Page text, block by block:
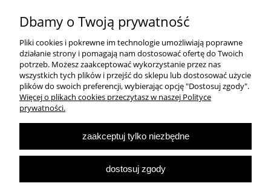
Pomoc
Dostawa
Moje konto
Największa Księgarnia Internetowa Po Prawej Stronie, ulubiona księgarnia
Multibook.pl- Wszelkie prawa zastrzeżone.
Dbamy o Twoją prywatność
Pliki cookies i pokrewne im technologie umożliwiają poprawne
działanie strony i pomagają nam dostosować ofertę do Twoich
potrzeb. Możesz zaakceptować wykorzystanie przez nas
wszystkich tych plików i przejść do sklepu lub dostosować użycie
plików do swoich preferencji, wybierając opcję "Dostosuj zgody".
Więcej o plikach cookies przeczytasz w naszej Polityce
prywatności.
zaakceptuj tylko niezbędne
dostosuj zgody